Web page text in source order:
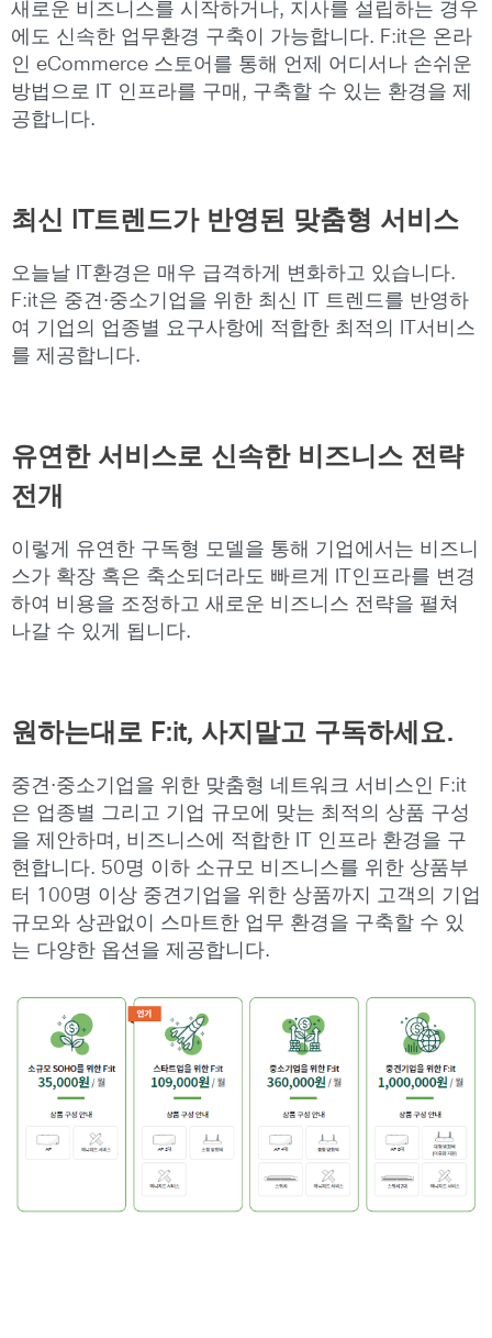
새로운 비즈니스를 시작하거나, 지사를 설립하는 경우
에도 신속한 업무환경 구축이 가능합니다. F:it은 온라
인 eCommerce 스토어를 통해 언제 어디서나 손쉬운
방법으로 IT 인프라를 구매, 구축할 수 있는 환경을 제
공합니다.
최신 IT트렌드가 반영된 맞춤형 서비스
오늘날 IT환경은 매우 급격하게 변화하고 있습니다.
F:it은 중견·중소기업을 위한 최신 IT 트렌드를 반영하
여 기업의 업종별 요구사항에 적합한 최적의 IT서비스
를 제공합니다.
유연한 서비스로 신속한 비즈니스 전략
전개
이렇게 유연한 구독형 모델을 통해 기업에서는 비즈니
스가 확장 혹은 축소되더라도 빠르게 IT인프라를 변경
하여 비용을 조정하고 새로운 비즈니스 전략을 펼쳐
나갈 수 있게 됩니다.
원하는대로 F:it, 사지말고 구독하세요.
중견·중소기업을 위한 맞춤형 네트워크 서비스인 F:it
은 업종별 그리고 기업 규모에 맞는 최적의 상품 구성
을 제안하며, 비즈니스에 적합한 IT 인프라 환경을 구
현합니다. 50명 이하 소규모 비즈니스를 위한 상품부
터 100명 이상 중견기업을 위한 상품까지 고객의 기업
규모와 상관없이 스마트한 업무 환경을 구축할 수 있
는 다양한 옵션을 제공합니다.